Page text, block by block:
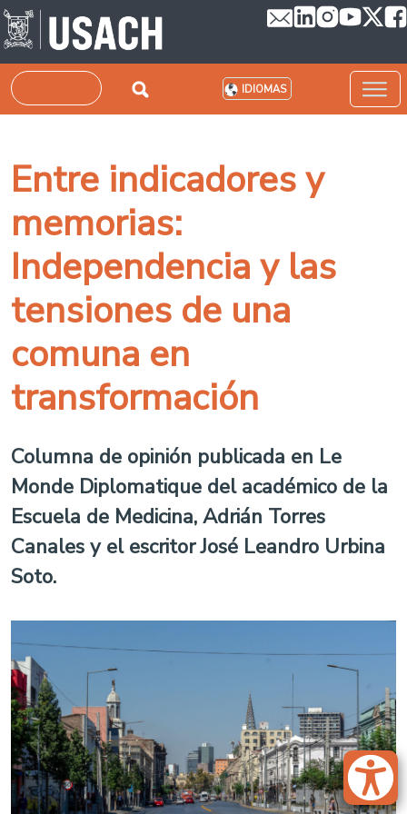
Pasar al contenido principal
Buscar IDIOMAS
Entre indicadores y
memorias:
Independencia y las
tensiones de una
comuna en
transformación
Columna de opinión publicada en Le
Monde Diplomatique del académico de la
Escuela de Medicina, Adrián Torres
Canales y el escritor José Leandro Urbina
Soto.